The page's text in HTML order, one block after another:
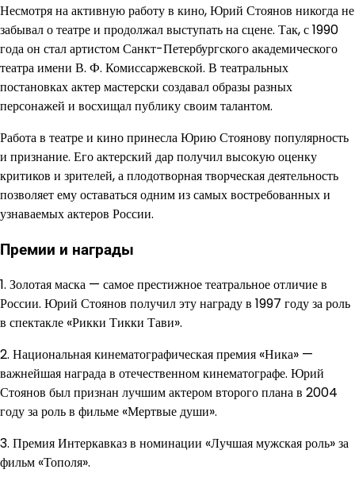
Несмотря на активную работу в кино, Юрий Стоянов никогда не
забывал о театре и продолжал выступать на сцене. Так, с 1990
года он стал артистом Санкт-Петербургского академического
театра имени В. Ф. Комиссаржевской. В театральных
постановках актер мастерски создавал образы разных
персонажей и восхищал публику своим талантом.
Работа в театре и кино принесла Юрию Стоянову популярность
и признание. Его актерский дар получил высокую оценку
критиков и зрителей, а плодотворная творческая деятельность
позволяет ему оставаться одним из самых востребованных и
узнаваемых актеров России.
Премии и награды
1. Золотая маска — самое престижное театральное отличие в
России. Юрий Стоянов получил эту награду в 1997 году за роль
в спектакле «Рикки Тикки Тави».
2. Национальная кинематографическая премия «Ника» —
важнейшая награда в отечественном кинематографе. Юрий
Стоянов был признан лучшим актером второго плана в 2004
году за роль в фильме «Мертвые души».
3. Премия Интеркавказ в номинации «Лучшая мужская роль» за
фильм «Тополя».